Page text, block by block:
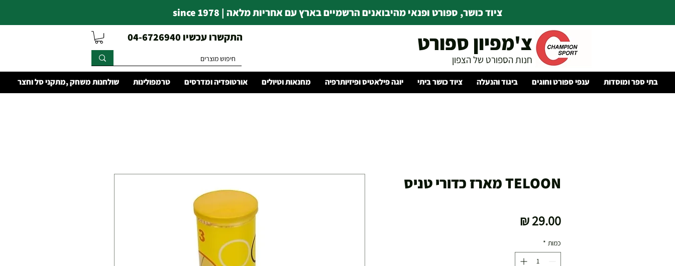
ציוד כושר, ספורט ופנאי מהיבואנים הרשמיים בארץ עם אחריות מלאה | since 1978
התקשרו עכשיו 04-6726940
צ'מפיון ספורט
חנות הספורט של הצפון
בתי ספר ומוסדות ענפי ספורט וחוגים ביגוד והנעלה ציוד כושר ביתי יוגה פילאטיס ופיזיותרפיה מחנאות וטיולים אורטופדיה ומדרסים טרמפולינות שולחנות משחק ,מתקני סל וחצר
TELOON מארז כדורי טניס
כמות *